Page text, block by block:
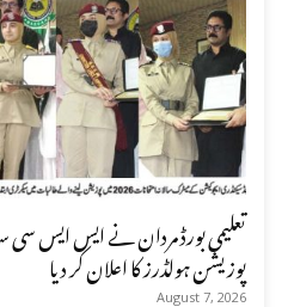
پوزیشن ہولڈرز کا اعلان کر دیا
August 7, 2026